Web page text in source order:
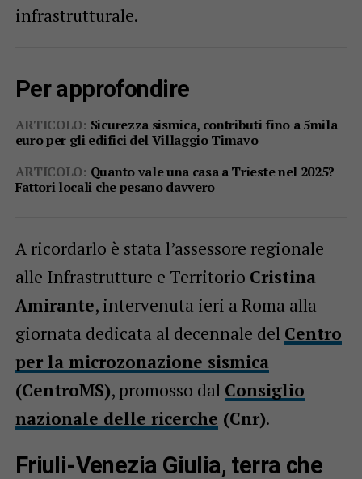
infrastrutturale.
Per approfondire
ARTICOLO: Sicurezza sismica, contributi fino a 5mila
euro per gli edifici del Villaggio Timavo
ARTICOLO: Quanto vale una casa a Trieste nel 2025?
Fattori locali che pesano davvero
A ricordarlo è stata l’assessore regionale
alle Infrastrutture e Territorio Cristina
Amirante, intervenuta ieri a Roma alla
giornata dedicata al decennale del Centro
per la microzonazione sismica
(CentroMS), promosso dal Consiglio
nazionale delle ricerche (Cnr).
Friuli-Venezia Giulia, terra che